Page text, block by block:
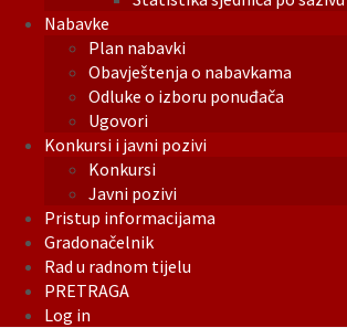
Nabavke
Plan nabavki
Obavještenja o nabavkama
Odluke o izboru ponuđača
Ugovori
Konkursi i javni pozivi
Konkursi
Javni pozivi
Pristup informacijama
Gradonačelnik
Rad u radnom tijelu
PRETRAGA
Log in